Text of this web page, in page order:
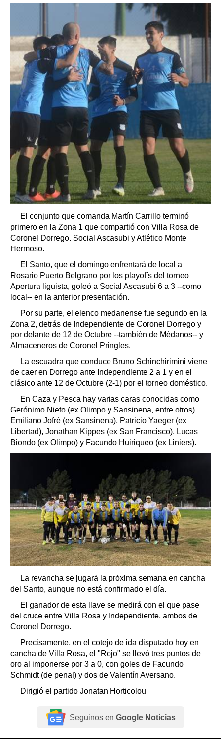
El conjunto que comanda Martín Carrillo terminó
primero en la Zona 1 que compartió con Villa Rosa de
Coronel Dorrego. Social Ascasubi y Atlético Monte
Hermoso.
El Santo, que el domingo enfrentará de local a
Rosario Puerto Belgrano por los playoffs del torneo
Apertura liguista, goleó a Social Ascasubi 6 a 3 --como
local-- en la anterior presentación.
Por su parte, el elenco medanense fue segundo en la
Zona 2, detrás de Independiente de Coronel Dorrego y
por delante de 12 de Octubre --también de Médanos-- y
Almaceneros de Coronel Pringles.
La escuadra que conduce Bruno Schinchirimini viene
de caer en Dorrego ante Independiente 2 a 1 y en el
clásico ante 12 de Octubre (2-1) por el torneo doméstico.
En Caza y Pesca hay varias caras conocidas como
Gerónimo Nieto (ex Olimpo y Sansinena, entre otros),
Emiliano Jofré (ex Sansinena), Patricio Yaeger (ex
Libertad), Jonathan Kippes (ex San Francisco), Lucas
Biondo (ex Olimpo) y Facundo Huiriqueo (ex Liniers).
La revancha se jugará la próxima semana en cancha
del Santo, aunque no está confirmado el día.
El ganador de esta llave se medirá con el que pase
del cruce entre Villa Rosa y Independiente, ambos de
Coronel Dorrego.
Precisamente, en el cotejo de ida disputado hoy en
cancha de Villa Rosa, el "Rojo" se llevó tres puntos de
oro al imponerse por 3 a 0, con goles de Facundo
Schmidt (de penal) y dos de Valentín Aversano.
Dirigió el partido Jonatan Horticolou.
Seguinos en Google Noticias